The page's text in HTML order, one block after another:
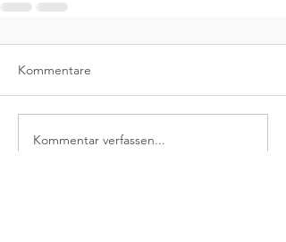
Kommentare
Kommentar verfassen...